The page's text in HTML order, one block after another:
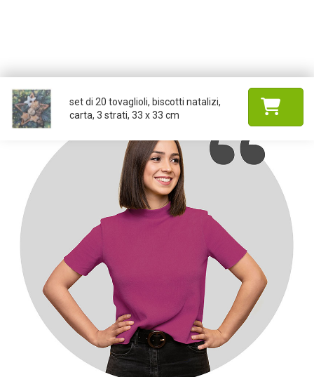
set di 20 tovaglioli, biscotti natalizi,
carta, 3 strati, 33 x 33 cm